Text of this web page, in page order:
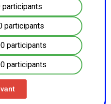
participants
participants
participants
participants